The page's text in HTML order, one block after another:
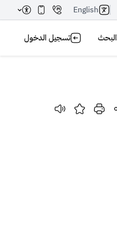
English
البحث تسجيل الدخول